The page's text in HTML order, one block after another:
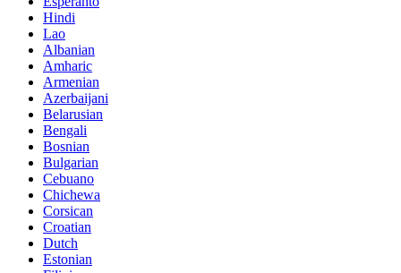
Hindi
Lao
Albanian
Amharic
Armenian
Azerbaijani
Belarusian
Bengali
Bosnian
Bulgarian
Cebuano
Chichewa
Corsican
Croatian
Dutch
Estonian